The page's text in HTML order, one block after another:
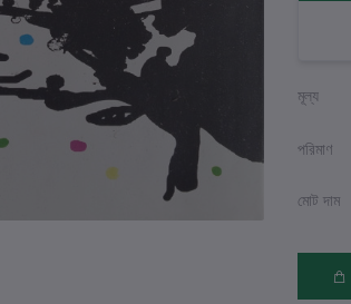
মূল্য
পরিমাণ
মোট দাম